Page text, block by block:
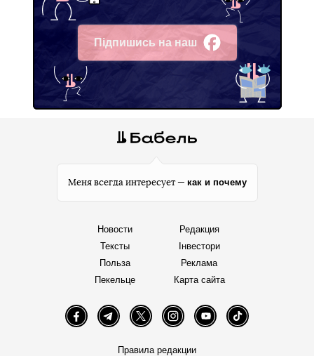
Підпишись на наш
Facebook
Меня всегда интересует — как и почему
Новости
Тексты
Польза
Пекельце
Редакция
Інвестори
Реклама
Карта сайта
FacebookTelegramTwitter InstagramYouTube TikTok
Правила редакции